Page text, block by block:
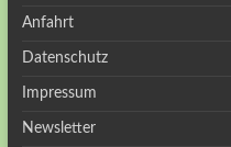
Anfahrt
Datenschutz
Impressum
Newsletter